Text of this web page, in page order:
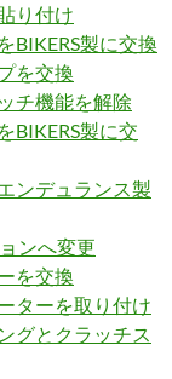
り付け
BIKERS製に交換
を交換
チ機能を解除
BIKERS製に交
ンデュランス製
ンへ変更
を交換
ターを取り付け
グとクラッチス